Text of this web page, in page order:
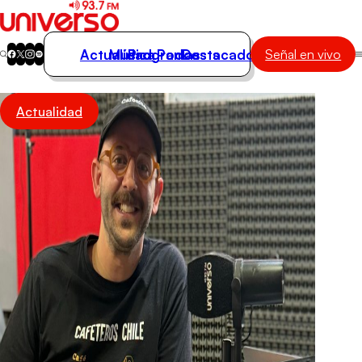
Actualidad
Música
Programas
Podcasts
Destacados
Actualidad
Música
Programas
Podcasts
Destacados Señal en vivo
Actualidad